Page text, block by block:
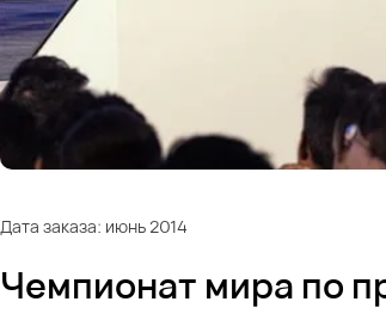
Дата заказа: июнь 2014
Чемпионат мира по